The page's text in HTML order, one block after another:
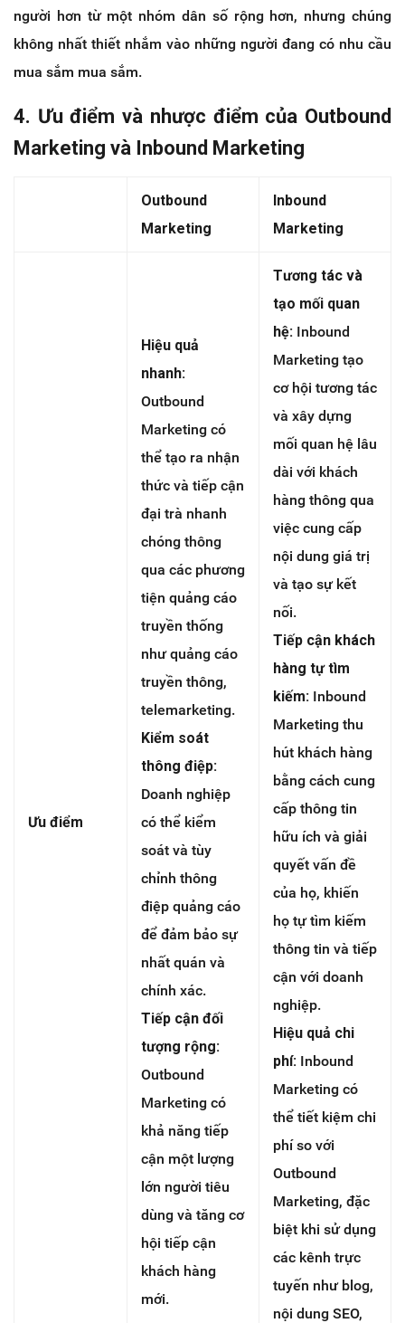
người hơn từ một nhóm dân số rộng hơn, nhưng chúng
không nhất thiết nhắm vào những người đang có nhu cầu
mua sắm mua sắm.
4. Ưu điểm và nhược điểm của Outbound
Marketing và Inbound Marketing
Outbound
Marketing
Inbound
Marketing
Ưu điểm
Hiệu quả
nhanh:
Outbound
Marketing có
thể tạo ra nhận
thức và tiếp cận
đại trà nhanh
chóng thông
qua các phương
tiện quảng cáo
truyền thống
như quảng cáo
truyền thông,
telemarketing.
Kiểm soát
thông điệp:
Doanh nghiệp
có thể kiểm
soát và tùy
chỉnh thông
điệp quảng cáo
để đảm bảo sự
nhất quán và
chính xác.
Tiếp cận đối
tượng rộng:
Outbound
Marketing có
khả năng tiếp
cận một lượng
lớn người tiêu
dùng và tăng cơ
hội tiếp cận
khách hàng
mới.
Tương tác và
tạo mối quan
hệ: Inbound
Marketing tạo
cơ hội tương tác
và xây dựng
mối quan hệ lâu
dài với khách
hàng thông qua
việc cung cấp
nội dung giá trị
và tạo sự kết
nối.
Tiếp cận khách
hàng tự tìm
kiếm: Inbound
Marketing thu
hút khách hàng
bằng cách cung
cấp thông tin
hữu ích và giải
quyết vấn đề
của họ, khiến
họ tự tìm kiếm
thông tin và tiếp
cận với doanh
nghiệp.
Hiệu quả chi
phí: Inbound
Marketing có
thể tiết kiệm chi
phí so với
Outbound
Marketing, đặc
biệt khi sử dụng
các kênh trực
tuyến như blog,
nội dung SEO,